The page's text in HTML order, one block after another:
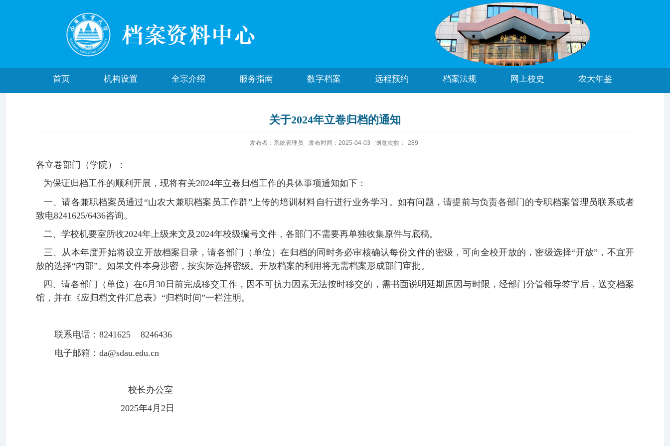
首页 机构设置 全宗介绍 服务指南 数字档案 远程预约 档案法规 网上校史 农大年鉴
关于2024年立卷归档的通知
发布者：系统管理员 发布时间：2025-04-03 浏览次数： 289
各立卷部门（学院）：
为保证归档工作的顺利开展，现将有关2024年立卷归档工作的具体事项通知如下：
一、请各兼职档案员通过“山农大兼职档案员工作群”上传的培训材料自行进行业务学习。如有问题，请提前与负责各部门的专职档案管理员联系或者
致电8241625/6436咨询。
二、学校机要室所收2024年上级来文及2024年校级编号文件，各部门不需要再单独收集原件与底稿。
三、从本年度开始将设立开放档案目录，请各部门
（单位）在归档的同时务必审核确认每份文件的密级，可向全校开放的，密级选择“开放”，不宜开
放的选择“内部”。如果文件本身涉密，按实际选择密级。开放档案的利用将无需档案形成部门审批。
四、请各部门（单位）在6月30日前完成移交工作，因不可抗力因素无法按时移交的，需书面说明延期原因与时限，经部门分管领导签字后，送交档案
馆，并在《应归档文件汇总表》“归档时间”一栏注明。
联系电话：8241625 8246436
电子邮箱： da@sdau.edu.cn
校长办公室
2025年4月2日